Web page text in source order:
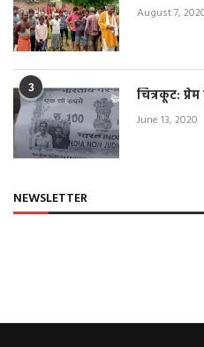
August 7,
3 चित्रकूट:
June 13, 2020
NEWSLETTER